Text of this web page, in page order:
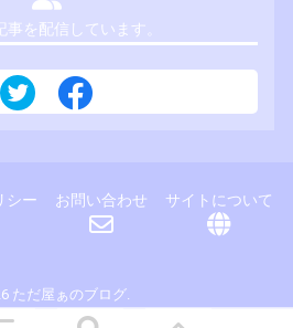
事を配信しています。
シー お問い合わせ サイトについて
ただ屋ぁのブログ.